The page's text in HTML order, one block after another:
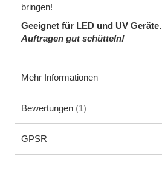
bringen!
Geeignet für LED und UV Geräte.
Auftragen gut schütteln!
Mehr Informationen
Bewertungen 1
GPSR